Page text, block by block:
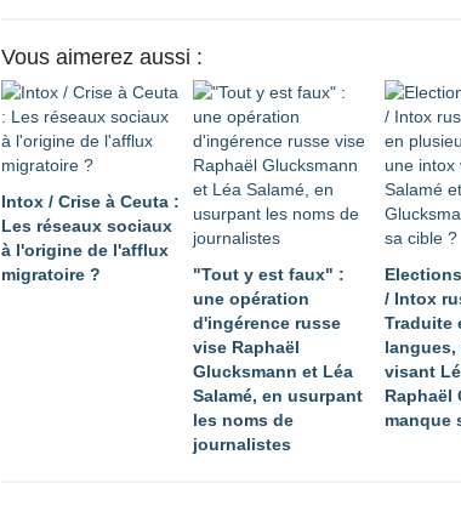
Vous aimerez aussi :
Intox / Crise à Ceuta :
Les réseaux sociaux
à l'origine de l'afflux
migratoire ?
"Tout y est faux" :
une opération
d'ingérence russe
vise Raphaël
Glucksmann et Léa
Salamé, en usurpant
les noms de
journalistes
/ Intox
Traduite
visant
Raphaël
manque